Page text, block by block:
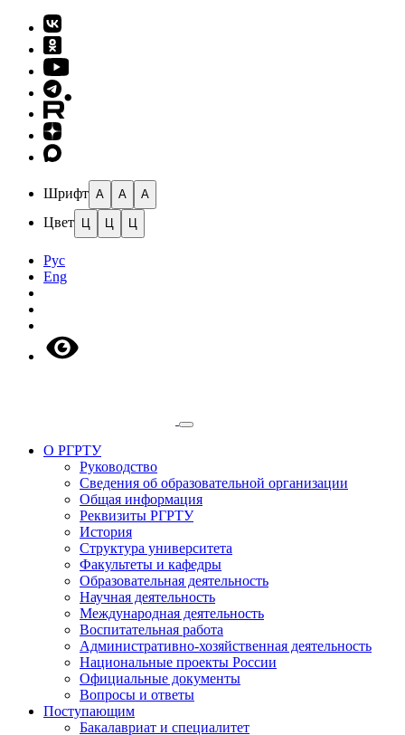
Шрифт A A A
Цвет Ц Ц Ц
Рус
Eng
О РГРТУ
Руководство
Сведения об образовательной организации
Общая информация
Реквизиты РГРТУ
История
Структура университета
Факультеты и кафедры
Образовательная деятельность
Научная деятельность
Международная деятельность
Воспитательная работа
Административно-хозяйственная деятельность
Национальные проекты России
Официальные документы
Вопросы и ответы
Поступающим
Бакалавриат и специалитет